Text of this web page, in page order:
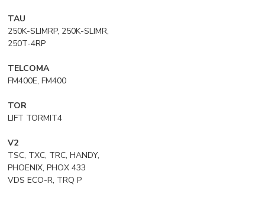
TAU
250K-SLIMRP, 250K-SLIMR,
250T-4RP
TELCOMA
FM400E, FM400
TOR
LIFT TORMIT4
V2
TSC, TXC, TRC, HANDY,
PHOENIX, PHOX 433
VDS ECO-R, TRQ P